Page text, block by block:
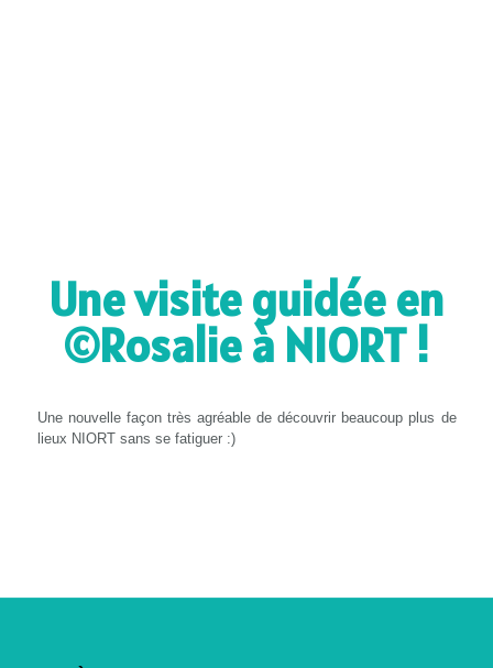
Une visite guidée en
©Rosalie à NIORT !
Une nouvelle façon très agréable de découvrir beaucoup plus de
lieux NIORT sans se fatiguer :)